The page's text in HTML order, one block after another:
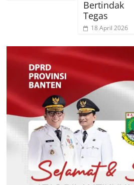
Bertindak
Tegas
18 April 2026